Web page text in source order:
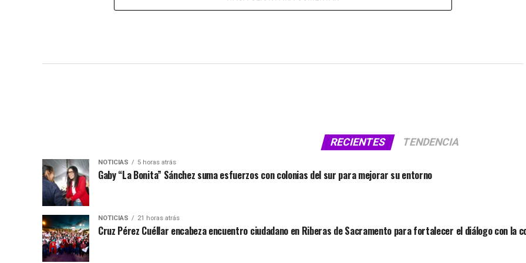
RECIENTES TENDENCIA
NOTICIAS 5 horas atrás
Gaby “La Bonita” Sánchez suma esfuerzos con colonias del sur para mejorar su entorno
NOTICIAS 21 horas atrás
Cruz Pérez Cuéllar encabeza encuentro ciudadano en Riberas de Sacramento para fortalecer el diálogo con la